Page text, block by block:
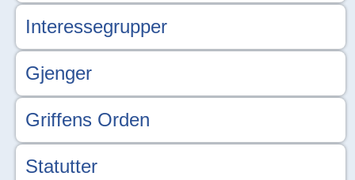
Interessegrupper
Gjenger
Griffens Orden
Statutter